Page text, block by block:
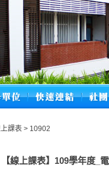
課表 > 10902
【線上課表】109學年度_